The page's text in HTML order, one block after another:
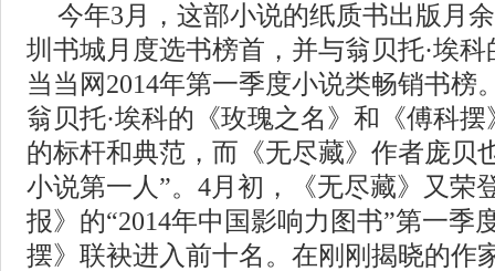
今年3月，这部小说的纸质书出版月
圳书城月度选书榜首，并与翁贝托·埃
当当网2014年第一季度小说类畅销书榜
翁贝托·埃科的《玫瑰之名》和《傅科
的标杆和典范，而《无尽藏》作者庞贝
小说第一人”。4月初，《无尽藏》又荣
报》的“2014年中国影响力图书”第一季
摆》联袂进入前十名。在刚刚揭晓的作